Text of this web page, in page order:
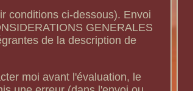
conditions ci-dessous). Envoi
GENERALES
de la description de
moi avant l'évaluation, le